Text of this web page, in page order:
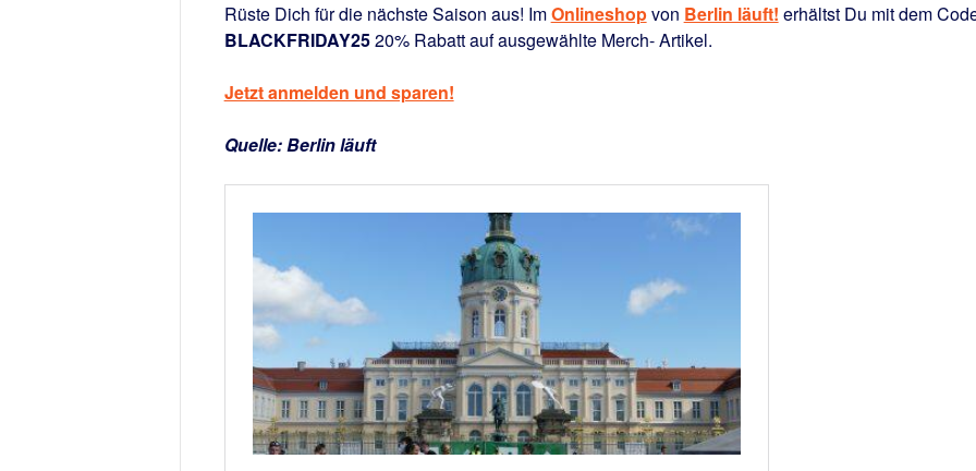
Rüste Dich für die nächste Saison aus! ImOnlineshopvon Berlin läuft! erhältst Du mit dem
BLACKFRIDAY2520% Rabatt auf ausgewählte Merch- Artikel.
Jetzt anmelden und sparen!
Quelle: Berlin läuft